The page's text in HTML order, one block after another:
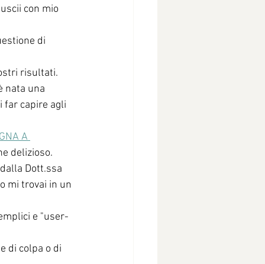
con mio
di
risultati.
nata una
far capire agli
A
delizioso.
Dott.ssa
mi trovai in un
e "user-
di colpa o di